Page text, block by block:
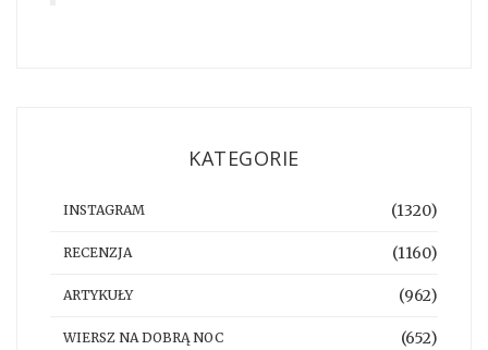
KATEGORIE
INSTAGRAM (1320)
RECENZJA (1160)
ARTYKUŁY (962)
WIERSZ NA DOBRĄ NOC (652)